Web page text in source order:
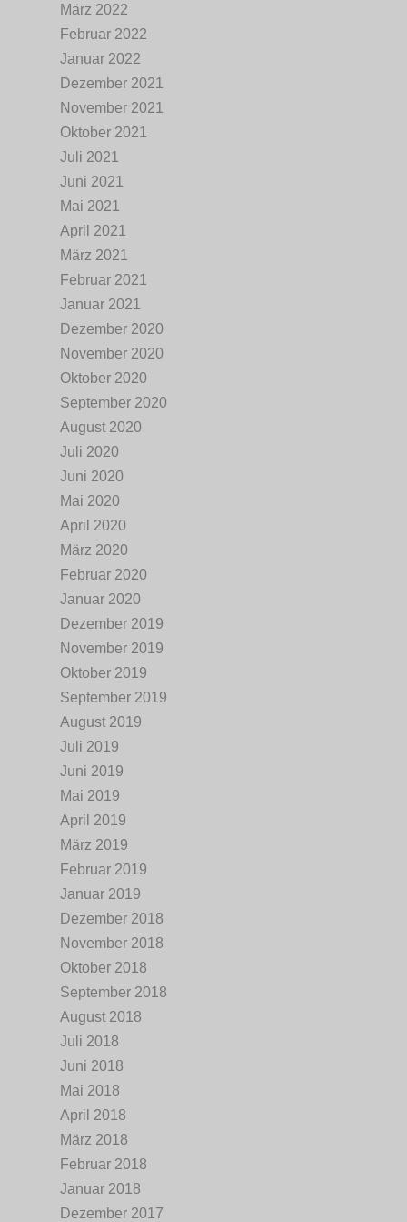
März 2022
Februar 2022
Januar 2022
Dezember 2021
November 2021
Oktober 2021
Juli 2021
Juni 2021
Mai 2021
April 2021
März 2021
Februar 2021
Januar 2021
Dezember 2020
November 2020
Oktober 2020
September 2020
August 2020
Juli 2020
Juni 2020
Mai 2020
April 2020
März 2020
Februar 2020
Januar 2020
Dezember 2019
November 2019
Oktober 2019
September 2019
August 2019
Juli 2019
Juni 2019
Mai 2019
April 2019
März 2019
Februar 2019
Januar 2019
Dezember 2018
November 2018
Oktober 2018
September 2018
August 2018
Juli 2018
Juni 2018
Mai 2018
April 2018
März 2018
Februar 2018
Januar 2018
Dezember 2017